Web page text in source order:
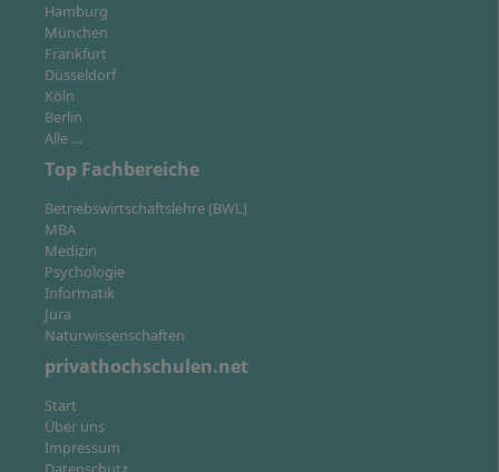
Ein Studium, das sich an Ihr Leben anpasst: Im Onlinestudium an
Hamburg
München
Frankfurt
Düsseldorf
Köln
Berlin
Alle …
Top Fachbereiche
Betriebswirtschaftslehre (BWL)
MBA
Medizin
Psychologie
Informatik
Jura
Naturwissenschaften
privathochschulen.net
Start
Über uns
Impressum